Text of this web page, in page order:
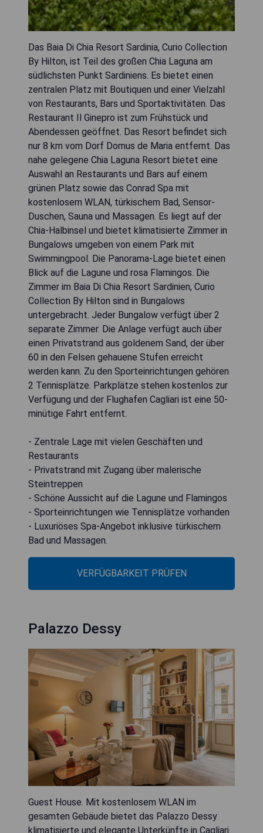
Das Baia Di Chia Resort Sardinia, Curio Collection
By Hilton, ist Teil des großen Chia Laguna am
südlichsten Punkt Sardiniens. Es bietet einen
zentralen Platz mit Boutiquen und einer Vielzahl
von Restaurants, Bars und Sportaktivitäten. Das
Restaurant Il Ginepro ist zum Frühstück und
Abendessen geöffnet. Das Resort befindet sich
nur 8 km vom Dorf Domus de Maria entfernt. Das
nahe gelegene Chia Laguna Resort bietet eine
Auswahl an Restaurants und Bars auf einem
grünen Platz sowie das Conrad Spa mit
kostenlosem WLAN, türkischem Bad, Sensor-
Duschen, Sauna und Massagen. Es liegt auf der
Chia-Halbinsel und bietet klimatisierte Zimmer in
Bungalows umgeben von einem Park mit
Swimmingpool. Die Panorama-Lage bietet einen
Blick auf die Lagune und rosa Flamingos. Die
Zimmer im Baia Di Chia Resort Sardinien, Curio
Collection By Hilton sind in Bungalows
untergebracht. Jeder Bungalow verfügt über 2
separate Zimmer. Die Anlage verfügt auch über
einen Privatstrand aus goldenem Sand, der über
60 in den Felsen gehauene Stufen erreicht
werden kann. Zu den Sporteinrichtungen gehören
2 Tennisplätze. Parkplätze stehen kostenlos zur
Verfügung und der Flughafen Cagliari ist eine 50-
minütige Fahrt entfernt.
- Zentrale Lage mit vielen Geschäften und
Restaurants
- Privatstrand mit Zugang über malerische
Steintreppen
- Schöne Aussicht auf die Lagune und Flamingos
- Sporteinrichtungen wie Tennisplätze vorhanden
- Luxuriöses Spa-Angebot inklusive türkischem
Bad und Massagen.
VERFÜGBARKEIT PRÜFEN
Palazzo Dessy
Guest House. Mit kostenlosem WLAN im
gesamten Gebäude bietet das Palazzo Dessy
klimatisierte und elegante Unterkünfte in Cagliari.